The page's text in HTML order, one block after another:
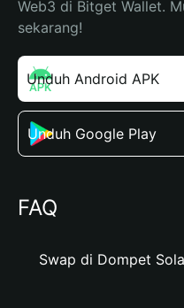
Web3 di Bitget Wallet.
sekarang!
Unduh Android APK
Unduh Google Play
FAQ
Swap di Dompet